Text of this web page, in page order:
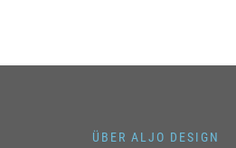
ÜBER ALJO DESIGN